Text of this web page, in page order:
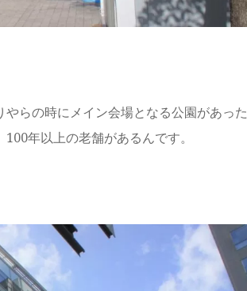
らの時にメイン会場となる公園があった
年以上の老舗があるんです。